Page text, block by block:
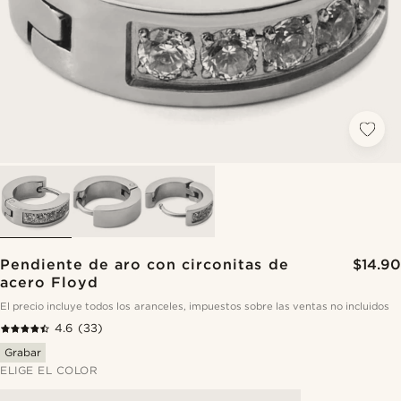
Pendiente de aro con circonitas de
acero Floyd
$14.90
El precio incluye todos los aranceles, impuestos sobre las ventas no incluidos
4.6 (33)
Grabar
ELIGE EL COLOR